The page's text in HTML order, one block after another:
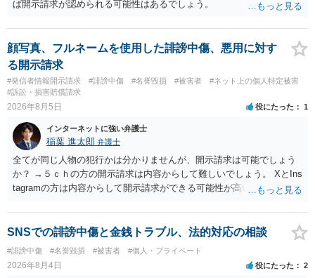
ば開示請求が認められる可能性はあるでしょう。
顔写真、フルネームを使用した誹謗中傷、悪用に対す
る開示請求
#発信者情報開示請求 #誹謗中傷 #名誉毀損 #被害者
#ネット上の個人特定被害
#訴訟・損害賠償請求
2026年8月5日 役にたった 1
インターネットに強い弁護士
稲葉 進太郎 弁護士
全てが同じ人物の犯行かは分かりませんが、開示請求は可能でしょう
か？ →５ｃｈの方の開示請求は内容からして難しいでしょう。 XとIns
tagramの方は内容からして開示請求ができる可能性が高いでしょう。
いでしょう。７月中にアカウントが削除されている場合、今から進め
ても失敗する可能性が高いように思われます。 相手を特定できた場
合、相手に全ての弁護士費用を負担させることは可能でしょうか？ →
訴訟外の交渉で相手方が認めれば負担させることができるでしょう。
訴訟で判決となった場合は、実際の弁護士費用が認められる場合と認
SNSでの誹謗中傷と金銭トラブル、法的対応の相談
#誹謗中傷 #名誉毀損 #被害者 #個人・プライベート
2026年8月4日 役にたった 2